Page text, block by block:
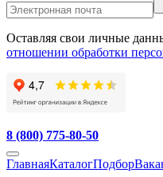
Оставляя свои личные
отношении обработки
8 (800) 775-80-50
ГлавнаяКаталогПодбор